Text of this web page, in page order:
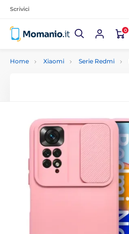
Scrivici
0
Home Xiaomi Serie Redmi